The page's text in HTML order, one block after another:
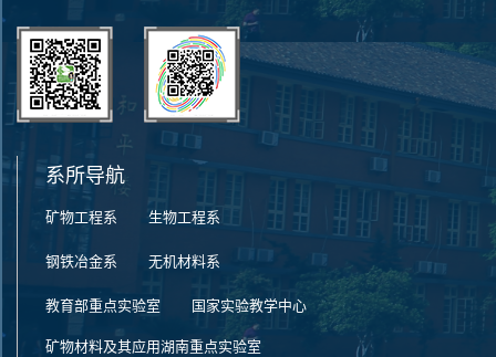
系所导航
矿物工程系 生物工程系
钢铁冶金系 无机材料系
教育部重点实验室 国家实验教学中心
矿物材料及其应用湖南重点实验室